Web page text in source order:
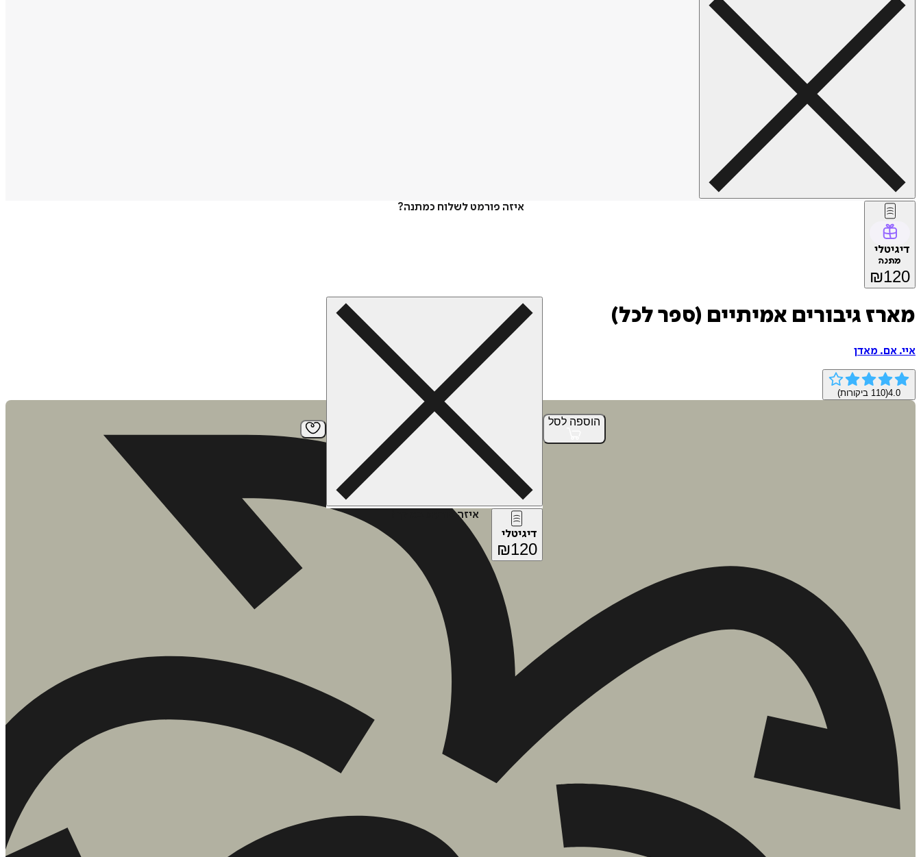
איזה פורמט לשלוח כמתנה?
דיגיטלי
מתנה
₪120
הוספה לסל
איזה פורמט בא לך?
דיגיטלי
₪120
מארז גיבורים אמיתיים (ספר לכל)
איי. אם. מאדן
4.0
(
110 ביקורות)